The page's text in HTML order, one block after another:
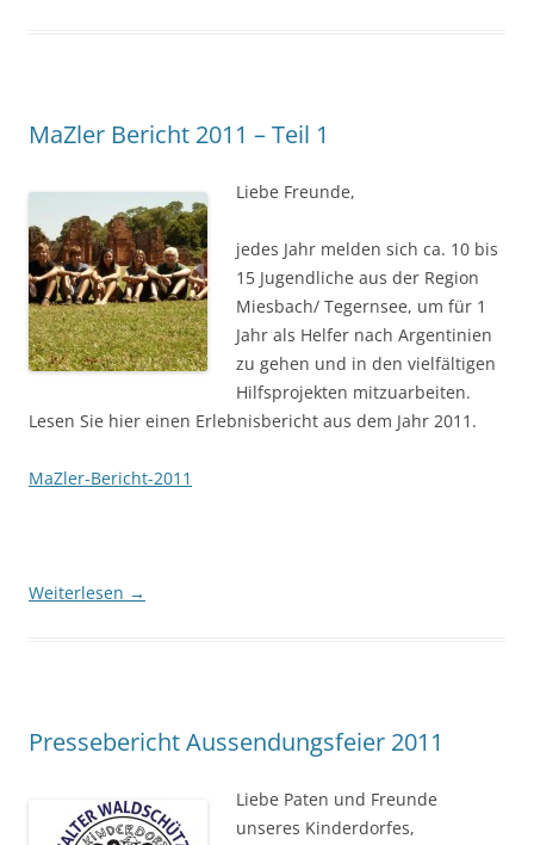
MaZler Bericht 2011 – Teil 1
Liebe Freunde,
jedes Jahr melden sich ca. 10 bis
15 Jugendliche aus der Region
Miesbach/ Tegernsee, um für 1
Jahr als Helfer nach Argentinien
zu gehen und in den vielfältigen
Hilfsprojekten mitzuarbeiten.
Lesen Sie hier einen Erlebnisbericht aus dem Jahr 2011.
MaZler-Bericht-2011
Weiterlesen →
Pressebericht Aussendungsfeier 2011
Liebe Paten und Freunde
unseres Kinderdorfes,